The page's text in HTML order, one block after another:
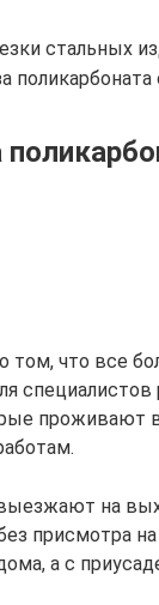
стальных
том, что все
специалистов
проживают
на
присмотра
а с